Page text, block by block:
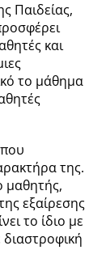
Παιδείας,
και
το μάθημα
της.
μαθητής,
εξαίρεσης
το ίδιο με